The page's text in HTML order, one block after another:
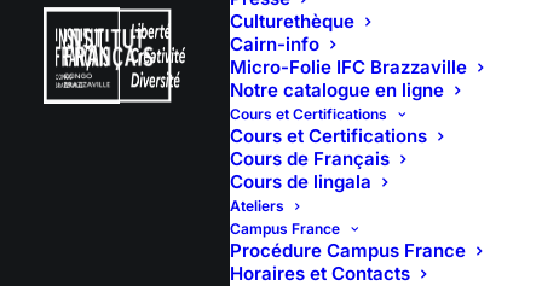
Culturethèque
Cairn-info
Micro-Folie IFC Brazzaville
Notre catalogue en ligne
Cours et Certifications
Cours et Certifications
Cours de Français
Cours de lingala
Ateliers
Campus France
Procédure Campus France
Horaires et Contacts